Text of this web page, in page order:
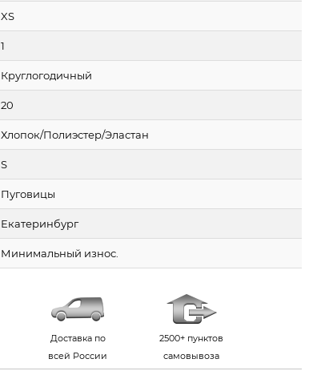
XS
1
Круглогодичный
20
Хлопок/Полиэстер/Эластан
S
Пуговицы
Екатеринбург
Минимальный износ.
Доставка по
всей России
2500+ пунктов
самовывоза